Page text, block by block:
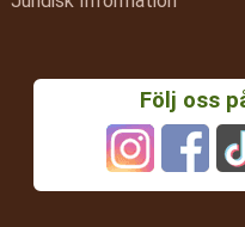
Följ oss